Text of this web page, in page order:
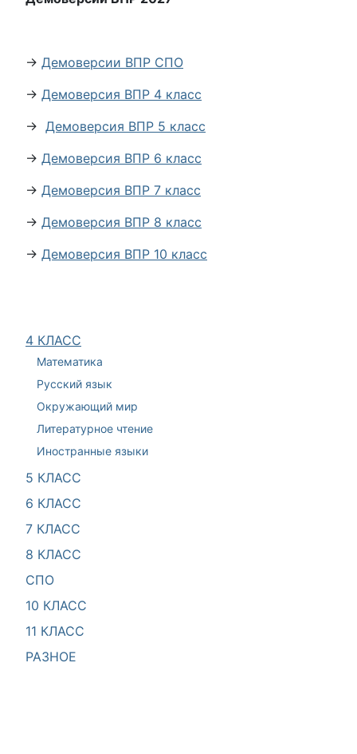
4 КЛАСС
Математика
Русский язык
Окружающий мир
Литературное чтение
Иностранные языки
5 КЛАСС
6 КЛАСС
7 КЛАСС
8 КЛАСС
СПО
10 КЛАСС
11 КЛАСС
РАЗНОЕ
→ Демоверсии ВПР СПО
→ Демоверсия ВПР 4 класс
→ Демоверсия ВПР 5 класс
→ Демоверсия ВПР 6 класс
→ Демоверсия ВПР 7 класс
→ Демоверсия ВПР 8 класс
→ Демоверсия ВПР 10 класс